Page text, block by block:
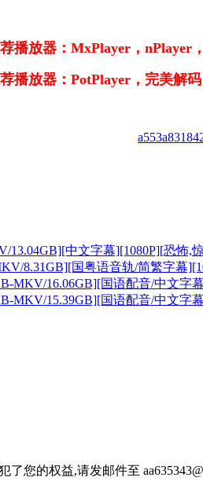
播放器：MxPlayer，nPlayer
播放器：PotPlayer，完美解
中文字幕][1080P][恐怖,
8.31GB][国粤语音轨/简繁字幕
MKV/16.06GB][国语配音/中文字
MKV/15.39GB][国语配音/中文字
了您的权益,请发邮件至